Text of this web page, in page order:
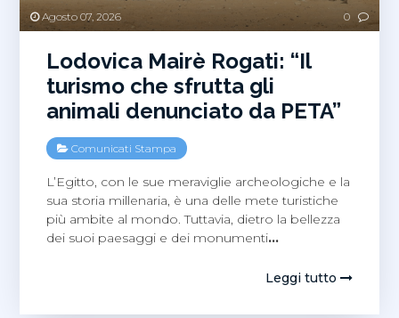
Agosto 07, 2026 0
Lodovica Mairè Rogati: “Il
turismo che sfrutta gli
animali denunciato da PETA”
Comunicati Stampa
L’Egitto, con le sue meraviglie archeologiche e la
sua storia millenaria, è una delle mete turistiche
più ambite al mondo. Tuttavia, dietro la bellezza
dei suoi paesaggi e dei monumenti…
Leggi tutto